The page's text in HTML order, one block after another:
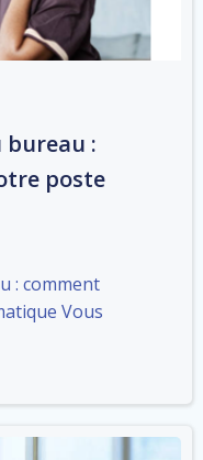
bureau :
poste
: comment
Vous